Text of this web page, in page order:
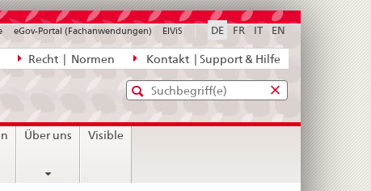
Recht | Normen Kontakt | Support & Hilfe
DE FR IT EN
eGov-Portal (Fachanwendungen) ElViS
Standard-
Suche
Eingabefenster
diefür
Über uns Visible